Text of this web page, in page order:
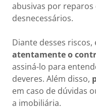
abusivas por reparos
desnecessários.
Diante desses riscos,
atentamente o
assiná-lo para
deveres. Além disso,
em caso de dúvidas
a imobiliária.